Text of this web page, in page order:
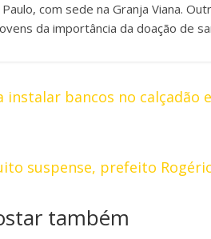
com sede na Granja Viana.
da importância da doação de
instalar bancos no calçadão
suspense, prefeito
também